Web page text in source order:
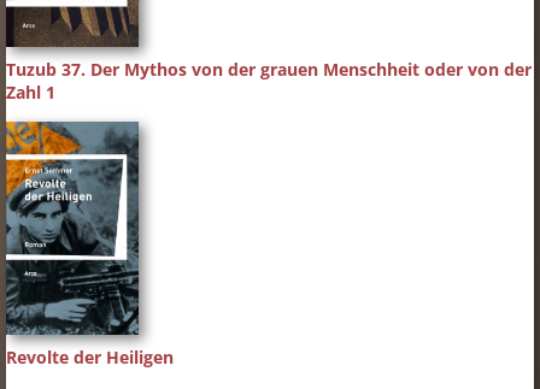
Tuzub 37. Der Mythos von der grauen Menschheit oder von der
Zahl 1
Revolte der Heiligen